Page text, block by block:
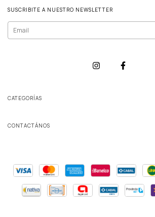
SUSCRIBITE A NUESTRO NEWSLETTER
CATEGORÍAS
CONTACTÁNOS